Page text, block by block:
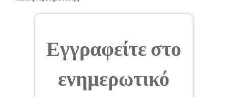
Εγγραφείτε στο
ενημερωτικό